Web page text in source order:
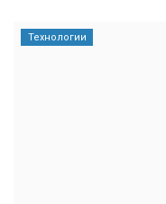
Технологии